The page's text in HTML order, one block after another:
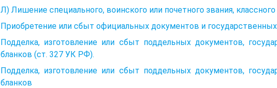
Л) Лишение специального, воинского или почетного звания, классного
Приобретение или сбыт официальных документов и
Подделка, изготовление или сбыт поддельных документов,
бланков (ст. 327 УК РФ).
Подделка, изготовление или сбыт поддельных документов,
бланков